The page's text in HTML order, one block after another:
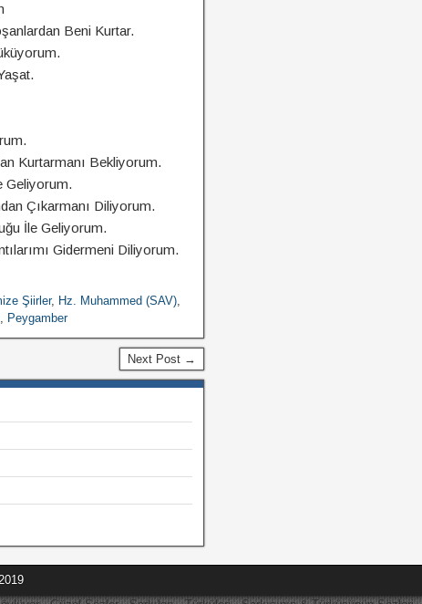
Beni Kurtar.
Kurtarmanı Bekliyorum.
Geliyorum.
Çıkarmanı Diliyorum.
İle Geliyorum.
Gidermeni Diliyorum.
Şiirler, Hz. Muhammed (SAV),
, Peygamber
Next Post →